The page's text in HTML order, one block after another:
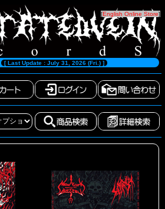
[English Online Store]
[ Last Update : July 31, 2026 (Fri.) ]